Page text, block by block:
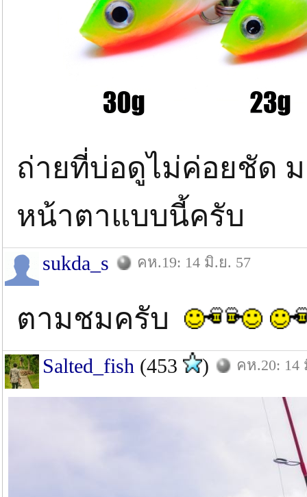
ถ่ายที่บ่อดูไม่ค่อยชัด
หน้าตาแบบนี้ครับ
sukda_s คห.19: 14 มิ.ย. 57
ตามชมครับ
Salted_fish (453 ) คห.20: 14